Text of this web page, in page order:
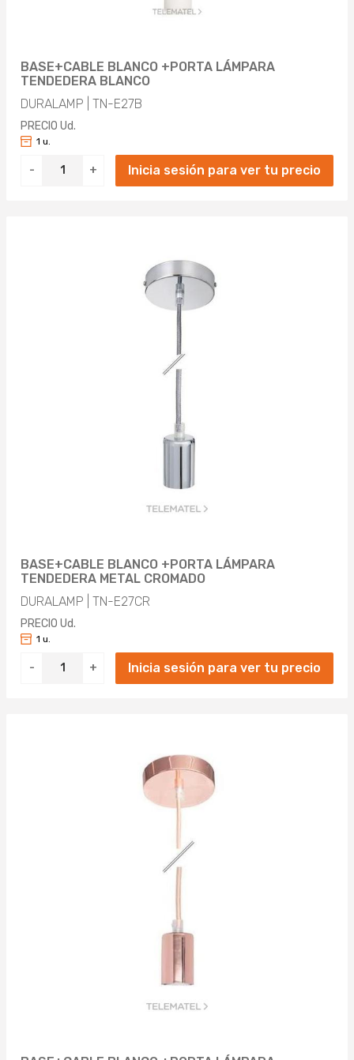
BASE+CABLE BLANCO +PORTA LÁMPARA
TENDEDERA BLANCO
DURALAMP | TN-E27B
PRECIO Ud.
- +
1 u.
Inicia sesión para ver tu precio
BASE+CABLE BLANCO +PORTA LÁMPARA
TENDEDERA METAL CROMADO
DURALAMP | TN-E27CR
PRECIO Ud.
- +
1 u.
Inicia sesión para ver tu precio